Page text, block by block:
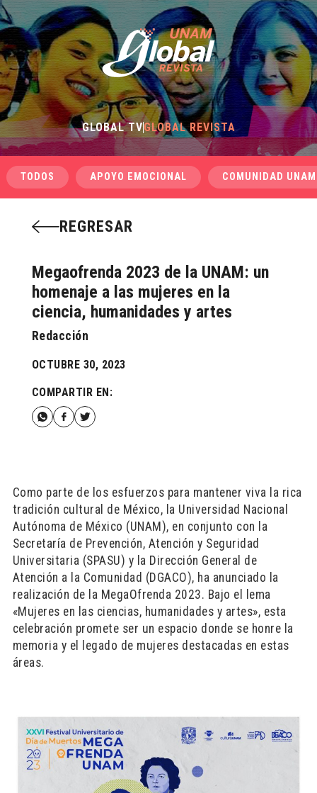
GLOBAL TVGLOBAL REVISTA
TODOS APOYO EMOCIONAL COMUNIDAD UNAM
REGRESAR
Megaofrenda 2023 de la UNAM: un
homenaje a las mujeres en la
ciencia, humanidades y artes
Redacción
OCTUBRE 30, 2023
COMPARTIR EN:
Como parte de los esfuerzos para mantener viva la rica
tradición cultural de México, la Universidad Nacional
Autónoma de México (UNAM), en conjunto con la
Secretaría de Prevención, Atención y Seguridad
Universitaria (SPASU) y la Dirección General de
Atención a la Comunidad (DGACO), ha anunciado la
realización de la MegaOfrenda 2023. Bajo el lema
«Mujeres en las ciencias, humanidades y artes», esta
celebración promete ser un espacio donde se honre la
memoria y el legado de mujeres destacadas en estas
áreas.